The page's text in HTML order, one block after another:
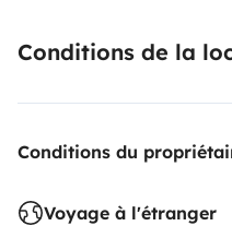
Conditions de la
Conditions du
Voyage à l'étranger